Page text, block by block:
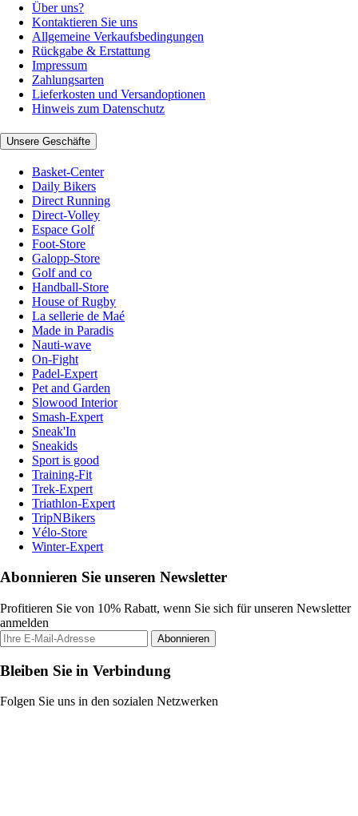
Über uns?
Kontaktieren Sie uns
Allgemeine Verkaufsbedingungen
Rückgabe & Erstattung
Impressum
Zahlungsarten
Lieferkosten und Versandoptionen
Hinweis zum Datenschutz
Unsere Geschäfte
Basket-Center
Daily Bikers
Direct Running
Direct-Volley
Espace Golf
Foot-Store
Galopp-Store
Golf and co
Handball-Store
House of Rugby
La sellerie de Maé
Made in Paradis
Nauti-wave
On-Fight
Padel-Expert
Pet and Garden
Slowood Interior
Smash-Expert
Sneak'In
Sneakids
Sport is good
Training-Fit
Trek-Expert
Triathlon-Expert
TripNBikers
Vélo-Store
Winter-Expert
Abonnieren Sie unseren Newsletter
Profitieren Sie von 10% Rabatt, wenn Sie sich für unseren Newsletter
anmelden
Abonnieren
Bleiben Sie in Verbindung
Folgen Sie uns in den sozialen Netzwerken